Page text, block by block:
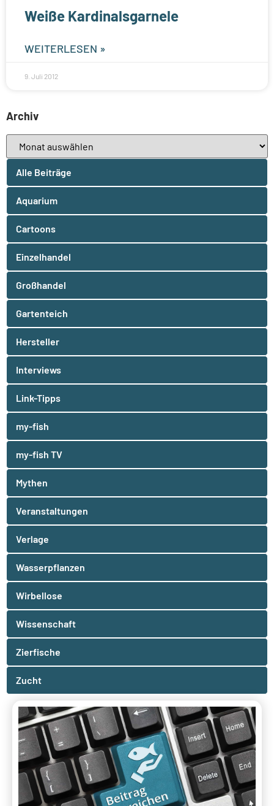
Weiße Kardinalsgarnele
WEITERLESEN »
9. Juli 2012
Archiv
Alle Beiträge
Aquarium
Cartoons
Einzelhandel
Großhandel
Gartenteich
Hersteller
Interviews
Link-Tipps
my-fish
my-fish TV
Mythen
Veranstaltungen
Verlage
Wasserpflanzen
Wirbellose
Wissenschaft
Zierfische
Zucht